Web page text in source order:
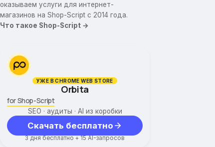
оказываем услуги для интернет-
магазинов на Shop-Script с 2014 года.
Что такое Shop-Script →
УЖЕ В CHROME WEB STORE
Orbita
for Shop-Script
SEO · аудиты · AI из коробки
Скачать бесплатно
3 дня бесплатно + 15 AI-запросов